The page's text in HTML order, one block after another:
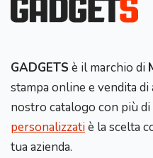
GADGETS è il marchio di
stampa online e vendita
nostro catalogo con più di
personalizzatiè la scelta
tua azienda.